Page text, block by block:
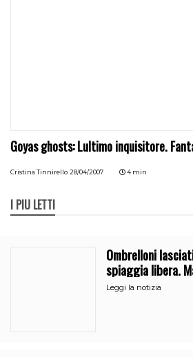
Goyas ghosts: Lultimo inquisitore.
Cristina Tinnirello 28/04/2007 4 min
I PIÙ LETTI
Ombrelloni
spiaggia libera.
Guardia Costiera
Leggi la notizia